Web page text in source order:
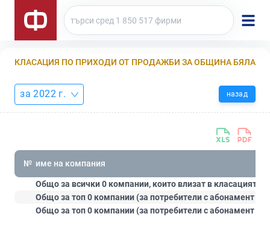
КЛАСАЦИЯ ПО ПРИХОДИ ОТ ПРОДАЖБИ ЗА ОБЩИНА БЯЛА
за 2022 г. назад
№ име на компания
Общо за всички 0 компании, които влизат в класацията:
Общо за топ 0 компании (за потребители с абонамент
Общо за топ 0 компании (за потребители с абонамент